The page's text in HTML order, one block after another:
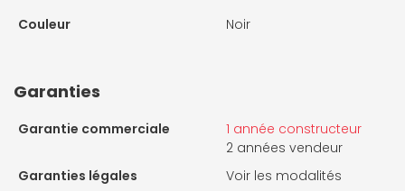
Couleur Noir
Garanties
Garantie commerciale
1 année constructeur
2 années vendeur
Garanties légales
Voir les modalités